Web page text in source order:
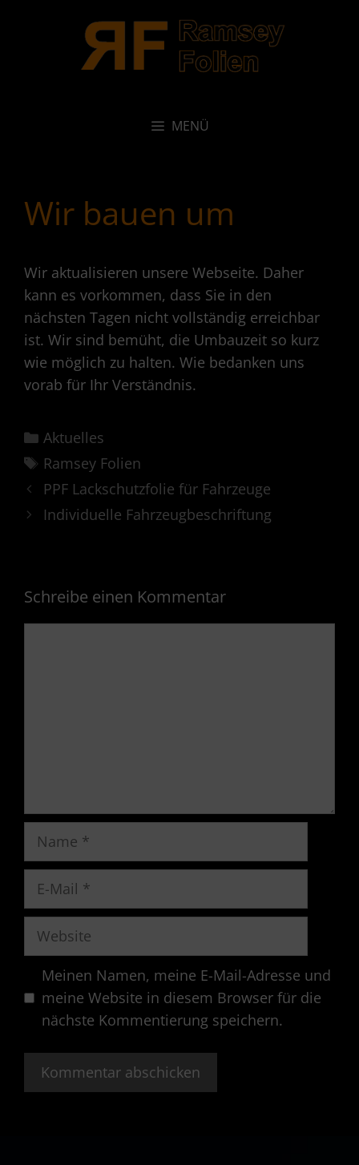
MENÜ
Wir bauen um
Wir aktualisieren unsere Webseite. Daher
kann es vorkommen, dass Sie in den
nächsten Tagen nicht vollständig erreichbar
ist. Wir sind bemüht, die Umbauzeit so kurz
wie möglich zu halten. Wie bedanken uns
vorab für Ihr Verständnis.
Kategorien
Aktuelles
Schlagwörter
Ramsey Folien
PPF Lackschutzfolie für Fahrzeuge
Individuelle Fahrzeugbeschriftung
Schreibe einen Kommentar
Name
Website
Meinen Namen, meine E-Mail-Adresse und
meine Website in diesem Browser für die
nächste Kommentierung speichern.